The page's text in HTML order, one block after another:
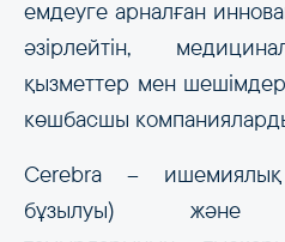
емдеуге арналған
әзірлейтін,
қызметтер мен
көшбасшы
Cerebra –
бұзылуы) және